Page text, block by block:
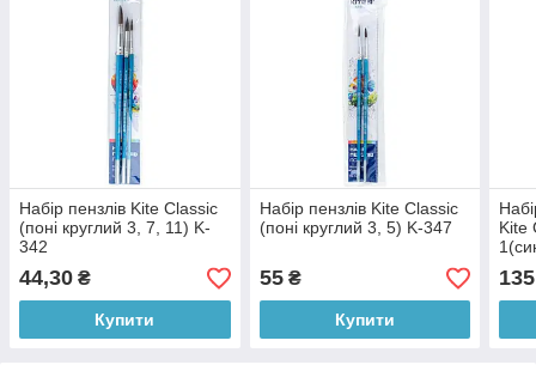
Набір пензлів Kite Classic
(поні круглий 3, 7, 11) K-
342
44,30 ₴
Купити
Набір пензлів Kite Classic
(поні круглий 3, 5) K-347
55₴
Купити
Kite
10,
135